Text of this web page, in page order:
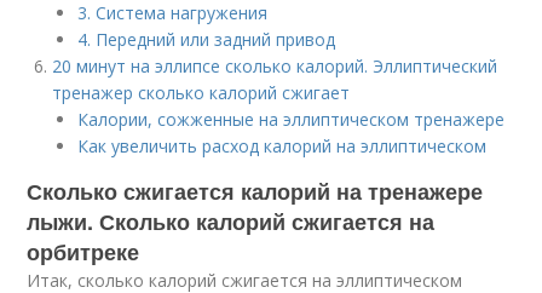
3. Система нагружения
4. Передний или задний привод
20 минут на эллипсе сколько калорий. Эллиптический
тренажер сколько калорий сжигает
Калории, сожженные на эллиптическом тренажере
Как увеличить расход калорий на эллиптическом
Сколько сжигается калорий на тренажере
лыжи. Сколько калорий сжигается на
орбитреке
Итак, сколько калорий сжигается на эллиптическом